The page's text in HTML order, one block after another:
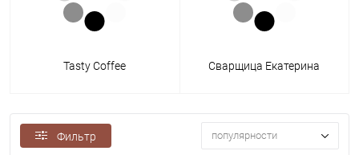
Tasty Coffee Сварщица Екатерина
Фильтр популярности